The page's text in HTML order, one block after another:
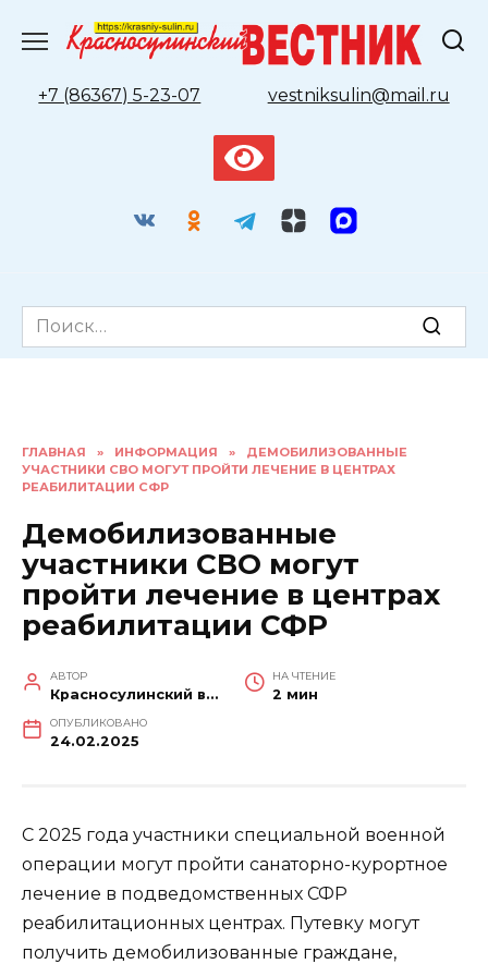
содержанию
+7 (86367) 5-23-07
vestniksulin@mail.ru
Search
for:
ГЛАВНАЯ » ИНФОРМАЦИЯ »
ДЕМОБИЛИЗОВАННЫЕ
УЧАСТНИКИ СВО МОГУТ ПРОЙТИ ЛЕЧЕНИЕ В ЦЕНТРАХ
РЕАБИЛИТАЦИИ СФР
Демобилизованные
участники СВО могут
пройти лечение в центрах
реабилитации СФР
АВТОР
Красносулинский вестник
НА ЧТЕНИЕ
2 мин
ОПУБЛИКОВАНО
24.02.2025
С 2025 года участники специальной военной
операции могут пройти санаторно-курортное
лечение в подведомственных СФР
реабилитационных центрах. Путевку могут
получить демобилизованные граждане,